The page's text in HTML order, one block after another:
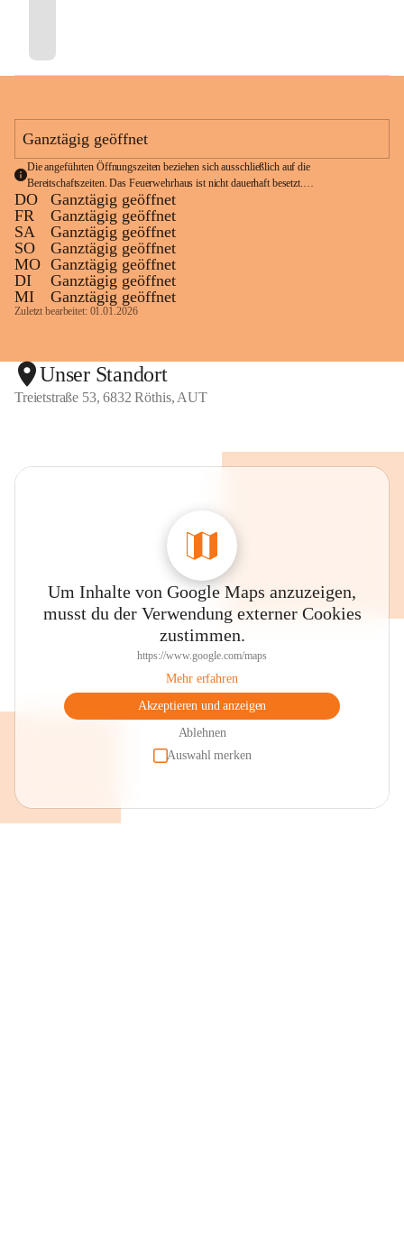
Ganztägig geöffnet
Die angeführten Öffnungszeiten beziehen sich ausschließlich auf die
Bereitschaftszeiten. Das Feuerwehrhaus ist nicht dauerhaft besetzt.
Im Notfall wählen Sie bitte die Notrufnummer
DO
Ganztägig geöffnet
FR
Ganztägig geöffnet
SA
Ganztägig geöffnet
SO
Ganztägig geöffnet
MO Ganztägig geöffnet
DI
Ganztägig geöffnet
MI
Ganztägig geöffnet
Zuletzt bearbeitet: 01.01.2026
Unser Standort
Treietstraße 53, 6832 Röthis, AUT
Um Inhalte von Google Maps anzuzeigen,
musst du der Verwendung externer Cookies
zustimmen.
https://www.google.com/maps
Mehr erfahren
Akzeptieren und anzeigen
Ablehnen
Auswahl merken